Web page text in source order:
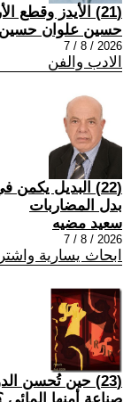
(21) الأيدز وقطع الأرزاق ونَعْنَعة الضلوع
حسين علوان حسين
2026 / 8 / 7
الادب والفن
(22) البديل يكمن
بدل المضاربات
سعيد مضيه
2026 / 8 / 7
ابحاث يسارية
(23) حين تُحسن